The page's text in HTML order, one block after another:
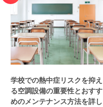
学校での熱中症リスクを抑え
る空調設備の重要性とおすす
めのメンテナンス方法を詳し